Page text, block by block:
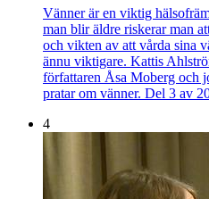
Vänner är en viktig
man blir äldre riskerar man
och vikten av att vårda sina
ännu viktigare. Kattis
författaren Åsa Moberg och
pratar om vänner. Del 3 av
4